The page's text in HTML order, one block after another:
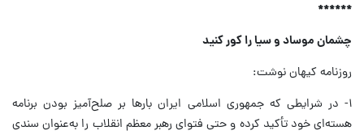
******
چشمان موساد و سیا را کور کنید
روزنامه کیهان نوشت:
۱- در شرایطی که جمهوری اسلامی ایران بارها بر صلح‌آمیز بودن برنامه
هسته‌ای خود تأکید کرده و حتی فتوای رهبر معظم انقلاب را به‌عنوان سندی